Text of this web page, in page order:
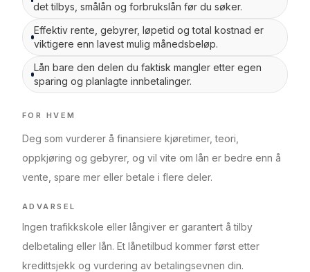
det tilbys, smålån og forbrukslån før du søker.
Effektiv rente, gebyrer, løpetid og total kostnad er
viktigere enn lavest mulig månedsbeløp.
Lån bare den delen du faktisk mangler etter egen
sparing og planlagte innbetalinger.
FOR HVEM
Deg som vurderer å finansiere kjøretimer, teori,
oppkjøring og gebyrer, og vil vite om lån er bedre enn å
vente, spare mer eller betale i flere deler.
ADVARSEL
Ingen trafikkskole eller långiver er garantert å tilby
delbetaling eller lån. Et lånetilbud kommer først etter
kredittsjekk og vurdering av betalingsevnen din.